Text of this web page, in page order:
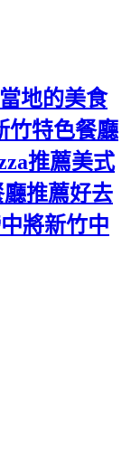
地的美食
竹特色餐廳
推薦美式
推薦好去
將新竹中